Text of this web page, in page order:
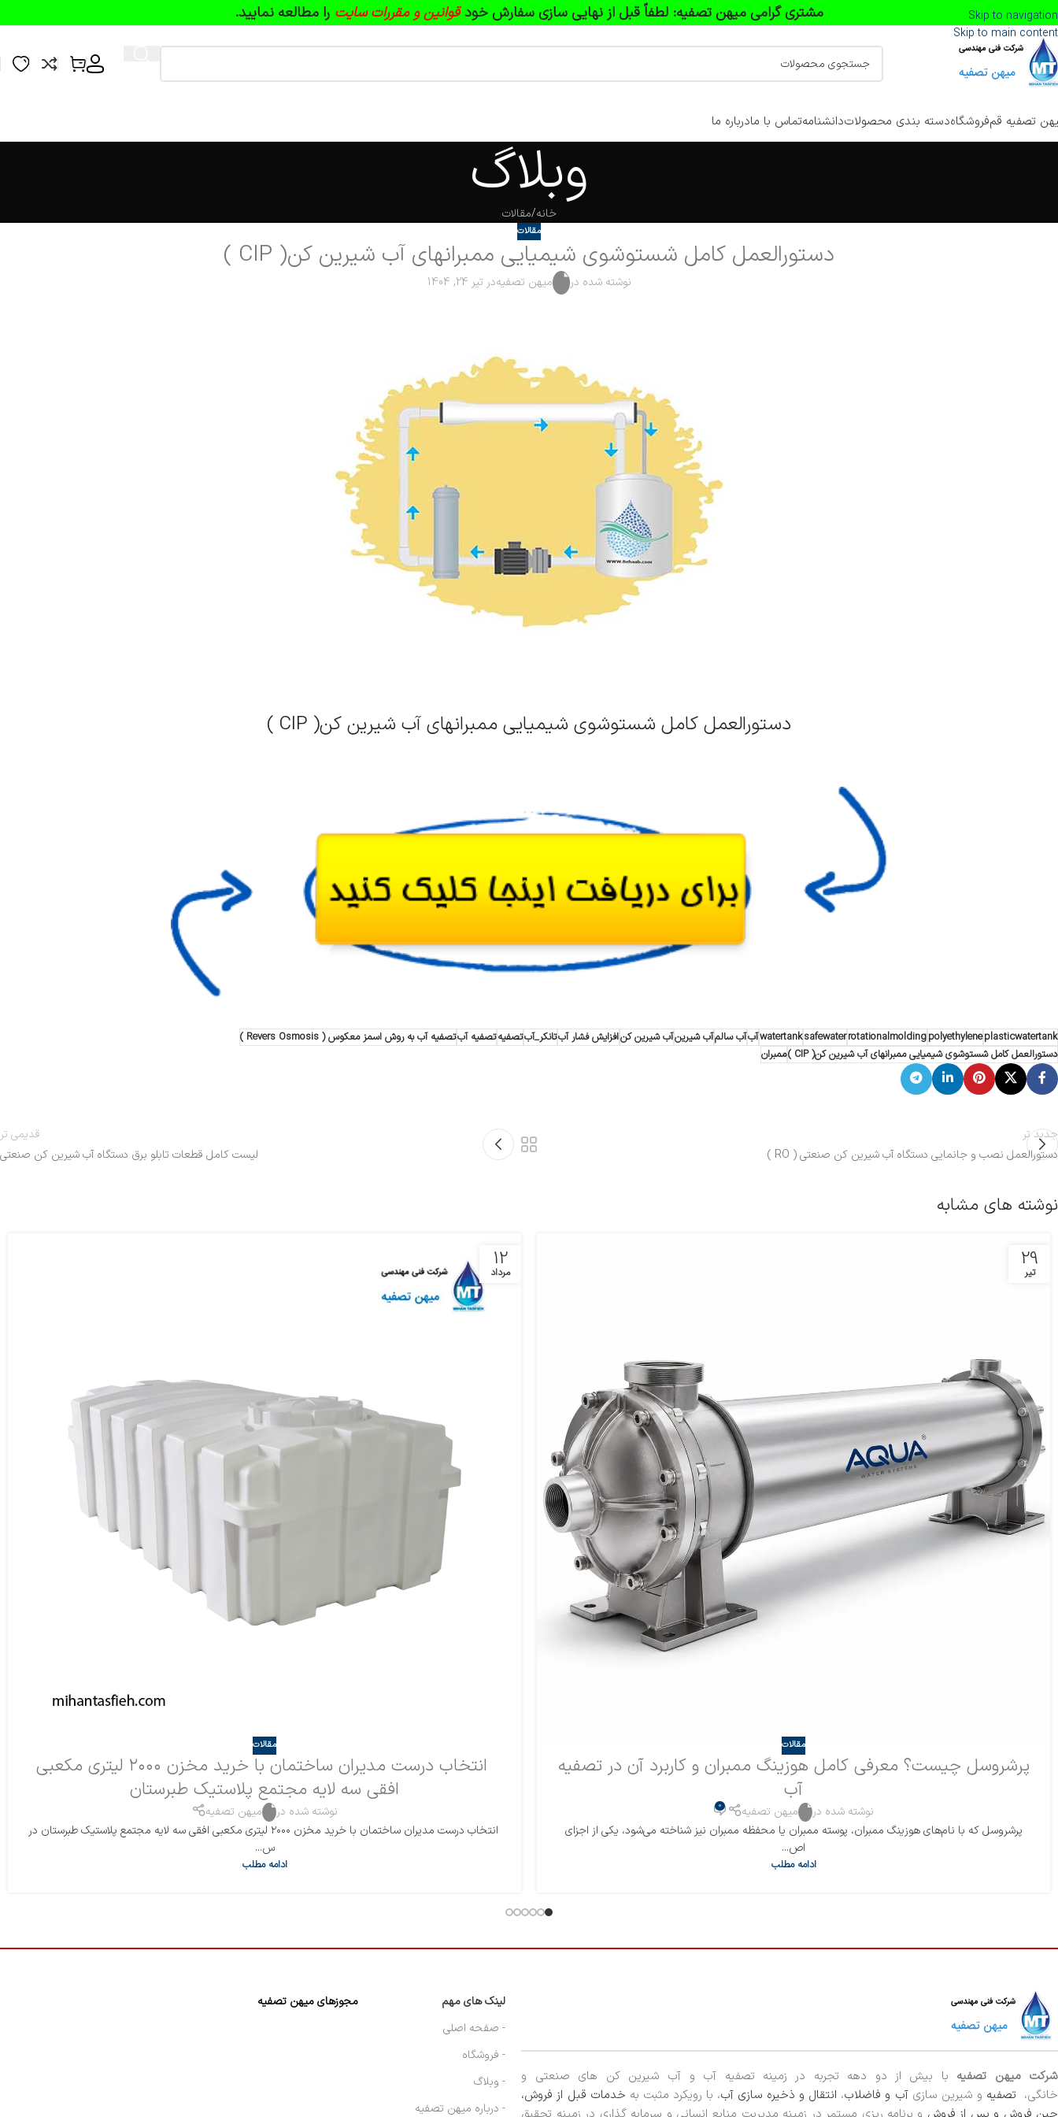
Skip to navigation
Skip to main content
مشتری گرامی میهن تصفیه: لطفاً قبل از نهایی سازی سفارش خودقوانین و مقررات سایت را مطالعه نمایید.
تصفیه قمفروشگاهدسته بندی محصولاتدانشنامهتماس با مادرباره ما
وبلاگ
خانه مقالات
مقالات
دستورالعمل کامل شستوشوی شیمیایی ممبرانهای آب شیرین کن( CIP )
نوشته شده در میهن تصفیهدر تیر 24, 1404
دستورالعمل کامل شستوشوی شیمیایی ممبرانهای آب شیرین کن( CIP )
plasticwatertank
polyethylene
rotationalmolding
safewater
watertankآبآب سالمآب شیرینآب شیرین کنافزایش فشار آبتانکر_آبتصفیهتصفیه آبتصفیه آب به روش اسمز معکوس ( Revers Osmosis )
دستورالعمل کامل شستوشوی شیمیایی ممبرانهای آب شیرین کن( CIP )
ممبران
جدید تر
دستورالعمل نصب و جانمایی دستگاه آب شیرین کن صنعتی ( RO )
قدیمی تر
لیست کامل قطعات تابلو برق دستگاه آب شیرین کن صنعتی
نوشته های مشابه
29
تیر
مقالات
پرشروسل چیست؟ معرفی کامل هوزینگ ممبران و کاربرد آن در تصفیه
آب
نوشته شده در میهن تصفیه 0
پرشروسل که با نام‌های هوزینگ ممبران، پوسته ممبران یا محفظه ممبران نیز شناخته می‌شود، یکی از اجزای
اص...
ادامه مطلب
12
مرداد
مقالات
انتخاب درست مدیران ساختمان با خرید مخزن ۲۰۰۰ لیتری مکعبی
افقی سه لایه مجتمع پلاستیک طبرستان
نوشته شده در
میهن تصفیه
انتخاب درست مدیران ساختمان با خرید مخزن ۲۰۰۰ لیتری مکعبی افقی سه لایه مجتمع پلاستیک طبرستان در
س...
ادامه مطلب
شرکت میهن تصفیه با بیش از دو دهه تجربه در زمینه تصفیه آب و آب شیرین کن های صنعتی و
خانگی، تصفیه و شیرین سازیآب و فاضلاب، انتقال و ذخیره سازی آب، با رویکرد مثبت به خدمات قبل از فروش،
لینک های مهم
- صفحه اصلی
- فروشگاه
- وبلاگ
- درباره میهن تصفیه
مجوزهای میهن تصفیه